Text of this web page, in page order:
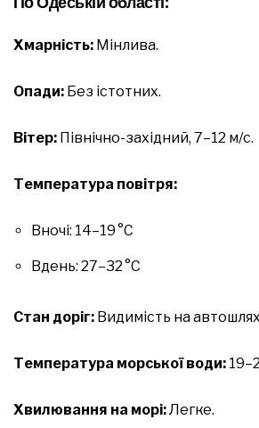
Хмарність: Мінлива.
Опади: Без істотних.
Вітер: Північно-західний, 7–12 м/с.
Температура повітря:
Вночі: 14–19 °C
Вдень: 27–32 °C
Стан доріг: Видимість на
Температура морської води:
Хвилювання на морі:Легке.